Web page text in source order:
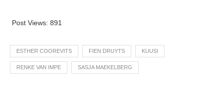
Post Views: 891
ESTHER COOREVITS FIEN DRUYTS KUUSI
RENKE VAN IMPE SASJA MAEKELBERG